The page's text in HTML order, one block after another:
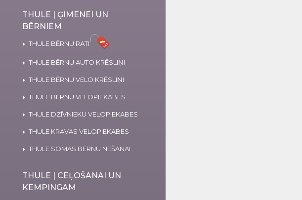
THULE | ĢIMENEI UN
BĒRNIEM
THULE BĒRNU RATI
THULE BĒRNU AUTO KRĒSLIŅI
THULE BĒRNU VELO KRĒSLIŅI
THULE BĒRNU VELOPIEKABES
THULE DZĪVNIEKU VELOPIEKABES
THULE KRAVAS VELOPIEKABES
THULE SOMAS BĒRNU NEŠANAI
THULE | CEĻOŠANAI UN
KEMPINGAM